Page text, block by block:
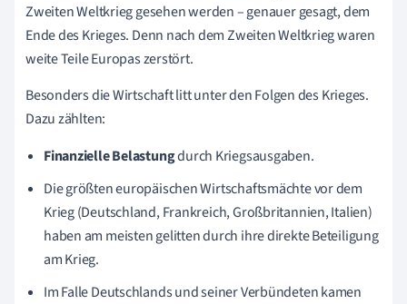
Zweiten Weltkrieg gesehen werden – genauer gesagt, dem
Ende des Krieges. Denn nach dem Zweiten Weltkrieg waren
weite Teile Europas zerstört.
Besonders die Wirtschaft litt unter den Folgen des Krieges.
Dazu zählten:
Finanzielle Belastungdurch Kriegsausgaben.
Die größten europäischen Wirtschaftsmächte vor dem
Krieg (Deutschland, Frankreich, Großbritannien, Italien)
haben am meisten gelitten durch ihre direkte Beteiligung
am Krieg.
Im Falle Deutschlands und seiner Verbündeten kamen